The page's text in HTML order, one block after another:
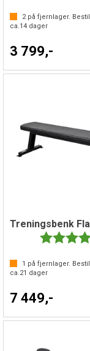
2på fjernlager.
ca.14 dager
3 799,-
Karakter:
1 på fjernlager.
ca.21 dager
7 449,-